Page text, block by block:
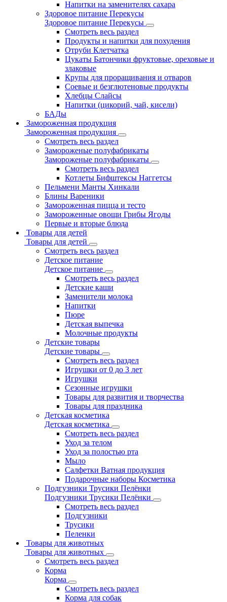
Напитки на заменителях сахара
Здоровое питание Перекусы
Здоровое питание Перекусы
Смотреть весь раздел
Продукты и напитки для похудения
Отруби Клетчатка
Цукаты Батончики фруктовые, ореховые и
злаковые
Крупы для проращивания и отваров
Соевые и безглютеновые продукты
Хлебцы Слайсы
Напитки (цикорий, чай, кисели)
БАДы
Замороженная продукция
Замороженная продукция
Смотреть весь раздел
Замороженые полуфабрикаты
Замороженые полуфабрикаты
Смотреть весь раздел
Котлеты Бифштексы Наггетсы
Пельмени Манты Хинкали
Блины Вареники
Замороженная пицца и тесто
Замороженные овощи Грибы Ягоды
Первые и вторые блюда
Товары для детей
Товары для детей
Смотреть весь раздел
Детское питание
Детское питание
Смотреть весь раздел
Детские каши
Заменители молока
Напитки
Пюре
Детская выпечка
Молочные продукты
Детские товары
Детские товары
Смотреть весь раздел
Игрушки от 0 до 3 лет
Игрушки
Сезонные игрушки
Товары для развития и творчества
Товары для праздника
Детская косметика
Детская косметика
Смотреть весь раздел
Уход за телом
Уход за полостью рта
Мыло
Салфетки Ватная продукция
Подарочные наборы Косметика
Подгузники Трусики Пелёнки
Подгузники Трусики Пелёнки
Смотреть весь раздел
Подгузники
Трусики
Пеленки
Товары для животных
Товары для животных
Смотреть весь раздел
Корма
Корма
Смотреть весь раздел
Корма для собак